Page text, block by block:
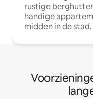
rustige
handige
midden in de stad.